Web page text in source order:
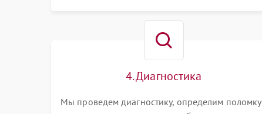
4. Диагностика
Мы проведем диагностику, определим поломку